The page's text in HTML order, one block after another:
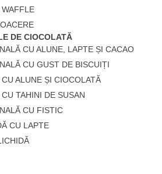
DE CIOCOLATĂ
CU ALUNE, LAPTE ȘI CACAO
CU GUST DE BISCUIȚI
ALUNE ȘI CIOCOLATĂ
TAHINI DE SUSAN
CU FISTIC
CU LAPTE